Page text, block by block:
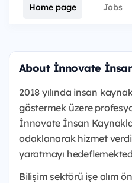
Home page Jobs
About İnnovate
2018 yılında insan
göstermek üzere
İnnovate İnsan
odaklanarak hizmet
yaratmayı
Bilişim sektörü işe alım